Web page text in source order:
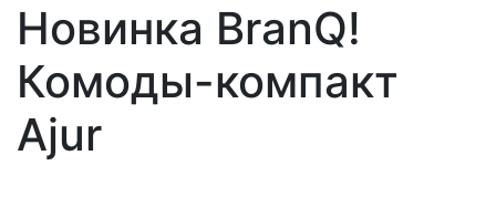
Новинка BranQ!
Комоды-компакт
Ajur